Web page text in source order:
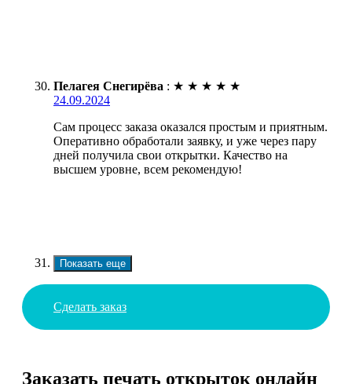
Пелагея Снегирёва : ★ ★ ★ ★ ★
24.09.2024
Сам процесс заказа оказался простым и приятным.
Оперативно обработали заявку, и уже через пару
дней получила свои открытки. Качество на
высшем уровне, всем рекомендую!
Показать еще
Сделать заказ
Заказать печать открыток онлайн